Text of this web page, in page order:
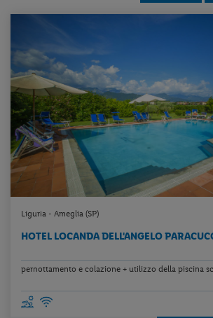
Liguria - Ameglia (SP)
HOTEL LOCANDA DELL'ANGELO
pernottamento e colazione + utilizzo della piscina